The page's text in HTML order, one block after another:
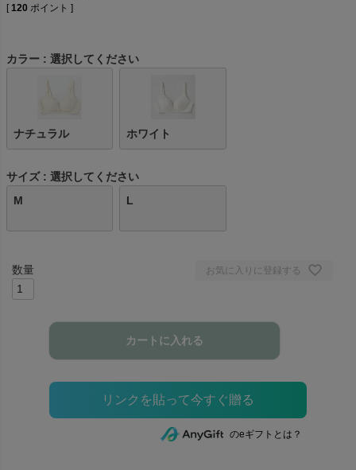
[ 120 ポイント ]
カラー 選択してください
ナチュラル ホワイト
サイズ
選択してください
M
L
お気に入りに登録する
カートに入れる
のeギフトとは？